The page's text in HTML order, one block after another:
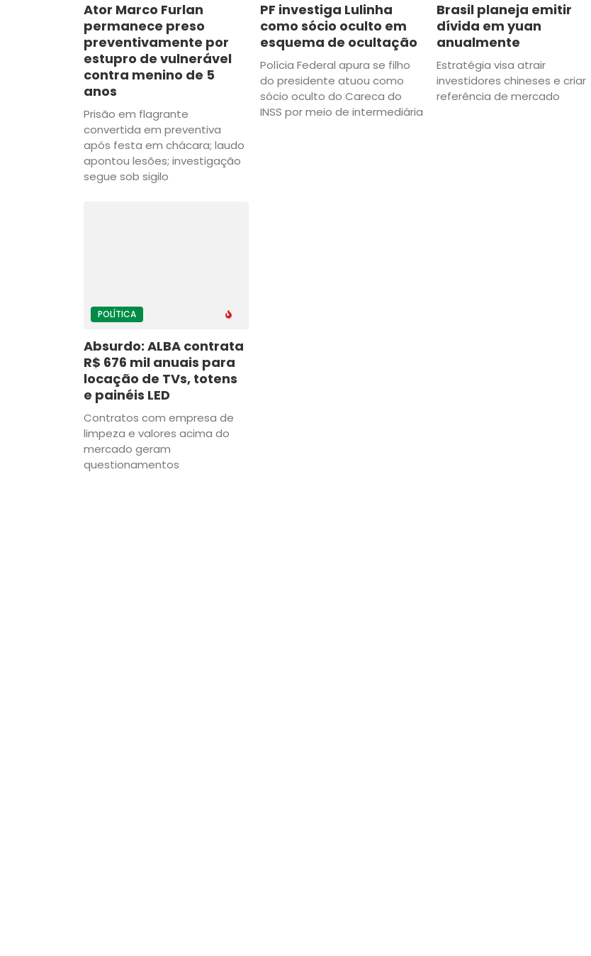
Ator Marco Furlan
permanece preso
preventivamente por
estupro de vulnerável
contra menino de 5
anos
Prisão em flagrante
convertida em preventiva
após festa em chácara; laudo
apontou lesões; investigação
segue sob sigilo
PF investiga Lulinha
como sócio oculto em
esquema de ocultação
Polícia Federal apura se filho
do presidente atuou como
sócio oculto do Careca do
INSS por meio de intermediária
Brasil planeja emitir
dívida em yuan
anualmente
Estratégia visa atrair
investidores chineses e criar
referência de mercado
POLÍTICA
Absurdo: ALBA contrata
R$ 676 mil anuais para
locação de TVs, totens
e painéis LED
Contratos com empresa de
limpeza e valores acima do
mercado geram
questionamentos